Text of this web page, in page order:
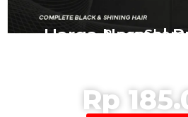
2 pcs
Harga Normal
Rp